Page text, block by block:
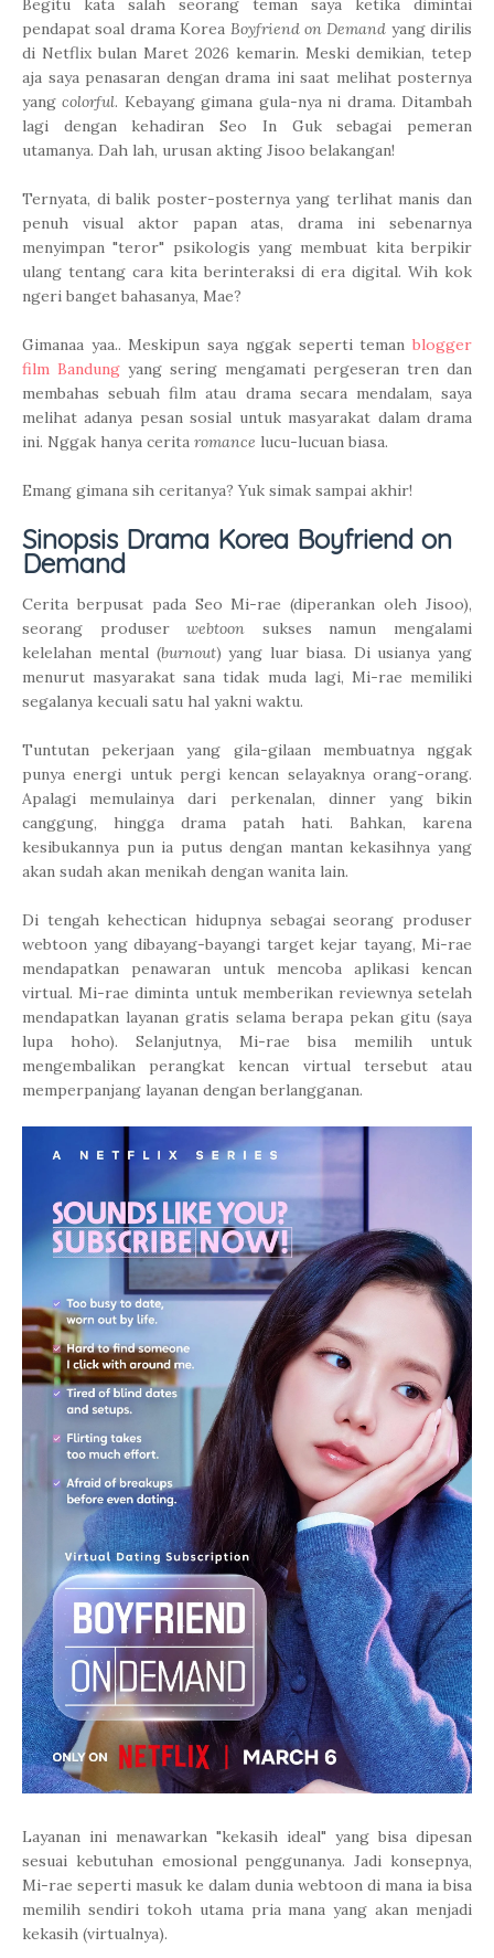
Begitu kata salah seorang teman saya ketika dimintai
pendapat soal drama Korea Boyfriend on Demand yang dirilis
di Netflix bulan Maret 2026 kemarin. Meski demikian, tetep
aja saya penasaran dengan drama ini saat melihat posternya
yangcolorful. Kebayang gimana gula-nya ni drama. Ditambah
lagi dengan kehadiran Seo In Guk sebagai pemeran
utamanya. Dah lah, urusan akting Jisoo belakangan!
Ternyata, dibalik poster-posternya yang terlihat manis dan
penuh visual aktor papan atas, drama ini sebenarnya
menyimpan "teror" psikologis yang membuat kita berpikir
ulang tentang cara kita berinteraksi di era digital. Wih kok
ngeri banget bahasanya, Mae?
Gimanaa yaa.. Meskipun saya nggak seperti teman blogger
film Bandung yang sering mengamati pergeseran tren dan
membahas sebuah film atau drama secara mendalam, saya
melihat adanya pesan sosial untuk masyarakat dalam drama
ini. Nggak hanya cerita romance lucu-lucuan biasa.
Emang gimana sih ceritanya? Yuk simak sampai akhir!
Sinopsis Drama Korea Boyfriend on
Demand
Cerita berpusat pada Seo Mi-rae (diperankan oleh Jisoo),
seorang produserwebtoon sukses namun mengalami
kelelahan mental (burnout) yang luar biasa. Di usianya yang
menurut masyarakat sana tidak muda lagi, Mi-rae memiliki
segalanya kecuali satu hal yakni waktu.
Tuntutan pekerjaan yang gila-gilaan membuatnya nggak
punya energi untuk pergi kencan selayaknya orang-orang.
Apalagi memulainya dari perkenalan, dinner yang bikin
canggung, hingga drama patah hati. Bahkan, karena
kesibukannya pun ia putus dengan mantan kekasihnya yang
akan sudah akan menikah dengan wanita lain.
Di tengah kehectican hidupnya sebagai seorang produser
webtoon yang dibayang-bayangi target kejar tayang, Mi-rae
mendapatkan penawaran untuk mencoba aplikasi kencan
virtual. Mi-rae diminta untuk memberikan reviewnya setelah
mendapatkan layanan gratis selama berapa pekan gitu (saya
lupa hoho). Selanjutnya, Mi-rae bisa memilih untuk
mengembalikan perangkat kencan virtual tersebut atau
memperpanjang layanan dengan berlangganan.
Layanan ini menawarkan "kekasih ideal" yang bisa dipesan
sesuai kebutuhan emosional penggunanya. Jadi konsepnya,
Mi-rae seperti masuk ke dalam dunia webtoon di mana ia bisa
memilih sendiri tokoh utama pria mana yang akan menjadi
kekasih (virtualnya).